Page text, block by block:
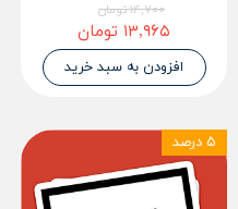
۱۴,۷۰۰ تومان
۱۳,۹۶۵ تومان
افزودن به سبد خرید
۵ درصد